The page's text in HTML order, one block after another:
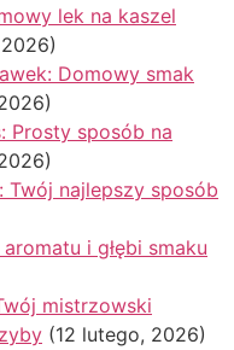
lek na kaszel
Domowy smak
Prosty sposób na
Twój najlepszy sposób
i głębi smaku
mistrzowski
(12 lutego, 2026)